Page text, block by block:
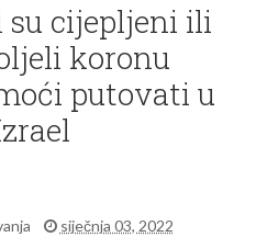
cijepljeni ili
koronu
putovati u
siječnja 03, 2022